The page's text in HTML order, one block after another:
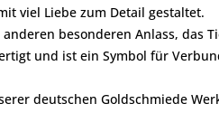
viel Liebe zum Detail gestaltet.
besonderen Anlass, das
und ist ein Symbol für
deutschen Goldschmiede